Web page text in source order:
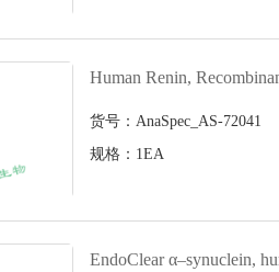
Human Renin,
货号：AnaSpec_AS-72041
规格：1EA
EndoClear α–synuclein,